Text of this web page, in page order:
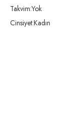
Takvim:Yok
Cinsiyet:Kadın